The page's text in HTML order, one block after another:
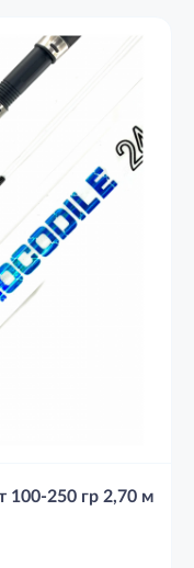
250 гр 2,70 м